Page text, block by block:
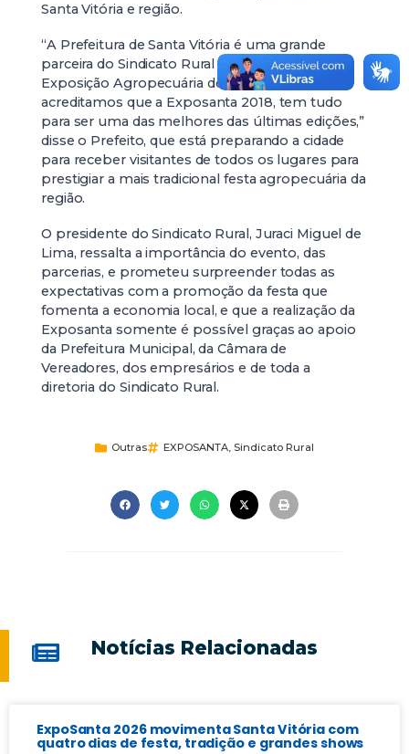
Santa Vitória e região.
“A Prefeitura de Santa Vitória é uma grande
parceira do Sindicato Rural para a realização da
Exposição Agropecuária de Santa Vitória, e
acreditamos que a Exposanta 2018, tem tudo
para ser uma das melhores das últimas edições,”
disse o Prefeito, que está preparando a cidade
para receber visitantes de todos os lugares para
prestigiar a mais tradicional festa agropecuária da
região.
O presidente do Sindicato Rural, Juraci Miguel de
Lima, ressalta a importância do evento, das
parcerias, e prometeu surpreender todas as
expectativas com a promoção da festa que
fomenta a economia local, e que a realização da
Exposanta somente é possível graças ao apoio
da Prefeitura Municipal, da Câmara de
Vereadores, dos empresários e de toda a
diretoria do Sindicato Rural.
Outras EXPOSANTA, Sindicato Rural
Notícias Relacionadas
ExpoSanta 2026 movimenta Santa Vitória com
quatro dias de festa, tradição e grandes shows